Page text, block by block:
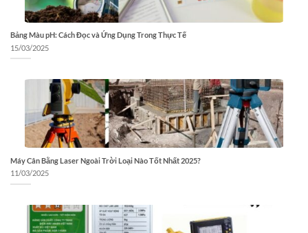
Bảng Màu pH: Cách Đọc và Ứng Dụng Trong Thực Tế
15/03/2025
Máy Cân Bằng Laser Ngoài Trời Loại Nào Tốt Nhất 2025?
11/03/2025